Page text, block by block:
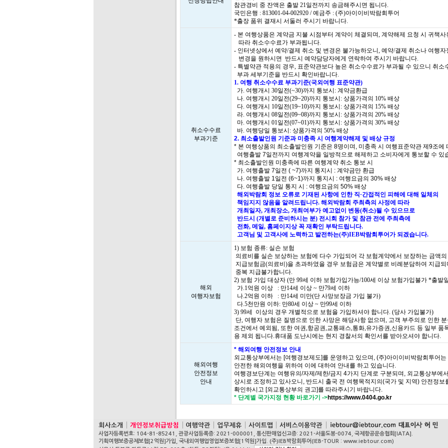
참관경비 중 잔액은 출발 21일전까지 송금해주시면 됩니다.
국민은행 : 813001-04-002920 / 예금주 : (주)아이이비박람회투어
*출장 품위 결재시 서둘러 주시기 바랍니다.
취소수수료
부과기준
- 본 여행상품은 계약금 지불 시점부터 계약이 체결되며, 계약해제 요청 시 귀책사
따라 취소수수료가 부과됩니다.
- 인터넷상에서 예약/결제 취소 및 변경은 불가능하오니, 예약/결제 취소나 여행자
변경을 원하시면 반드시 예약담당자에게 연락하여 주시기 바랍니다.
- 특별약관 적용의 경우, 표준약관보다 높은 취소수수료가 부과될 수 있으니 취소
부과 세부기준을 반드시 확인바랍니다.
1. 여행 취소수수료 부과기준(국외여행 표준약관)
가. 여행개시 30일전(~30)까지 통보시: 계약금환급
나. 여행개시 20일전(29~20)까지 통보시: 상품가격의 10% 배상
다. 여행개시 10일전(19~10)까지 통보시: 상품가격의 15% 배상
라. 여행개시 08일전(09~08)까지 통보시: 상품가격의 20% 배상
마. 여행개시 01일전(07~01)까지 통보시: 상품가격의 30% 배상
바. 여행당일 통보시: 상품가격의 50% 배상
2. 최소출발인원 기준과 미충족 시 여행계약해제 및 배상 규정
* 본 여행상품의 최소출발인원 기준은 8명이며, 미충족 시 여행표준약관 제9조에
여행출발 7일전까지 여행계약을 일방적으로 해제하고 소비자에게 통보할 수 있
* 최소출발인원 미충족에 따른 여행계약 취소 통보 시
가. 여행출발 7일전 ( ~7)까지 통지시 : 계약금만 환급
나. 여행출발 1일전 (6~1)까지 통지시 : 여행요금의 30% 배상
다. 여행출발 당일 통지 시 : 여행요금의 50% 배상
해외박람회 정보 오류로 기재된 사항에 인한 직·간접적인 피해에 대해 일체의
책임지지 않음을 알려드립니다. 해외박람회 주최측의 사정에 따라
개최일자, 개최장소, 개최여부가 예고없이 변동(취소)될 수 있으므로
반드시 (개별로 준비하시는 분) 전시회 참가 및 참관 전에 주최측에
전화, 메일, 홈페이지상 꼭 재확인 부탁드립니다.
고객님 및 고객사에 노력하고 발전하는(주)IEB박람회투어가 되겠습니다.
해외
여행자보험
1) 보험 종류: 실손 보험
의료비를 실손 보상하는 보험에 다수 가입되어 각 보험계약에서 보장하는 금액
지급보험금(의료비)을 초과하였을 경우 보험금은 계약별로 비례분담하여 지급되
중복 지급불가합니다.
2) 보험 가입 대상자 (만 99세 이하 보험가입가능/100세 이상 보험가입불가 *출발
가.1억원 이상 : 만14세 이상 ~ 만79세 이하
나.2억원 이하 : 만14세 미만(단 사망보장금 가입 불가)
다.5천만원 이하: 만80세 이상 ~ 만99세 이하
3) 99세 이상의 경우 개별적으로 보험을 가입하셔야 합니다. (당사 가입불가)
단, 여행자 보험은 질병으로 인한 사망은 해당사항 없으며, 고객 부주의로 인한
조건에서 예외됨, 또한 여권,항공권,교통패스,통화,유가증권,신용카드 등 일부 품
용 제외 됩니다.휴대품 도난시에는 현지 경찰서의 확인서를 받아오셔야 합니다.
해외여행
안전정보
안내
* 해외여행 안전정보 안내
외교통상부에서는 [여행경보제도]를 운영하고 있으며, (주)아이이비박람회투어는
안전한 해외여행을 위하여 이에 대하여 안내를 하고 있습니다.
여행경보단계는 여행유의/자제/제한/금지 4가지 단계로 구분되며, 외교통상부에서
상시로 조정하고 있사오니, 반드시 출국 전 여행목적지의(국가 및 지역) 안전정보
확인하시고 [외교통상부의 권고]를 따라주시기 바랍니다.
* 단계별 국가지정 현황 바로가기 ->https://www.0404.go.kr
사업자등록번호: 104-81-85241, 관광사업등록증: 2021-000001, 통신판매업신고증: 2021-서울도봉-0074, 국제항공운송협회[IATA].
기획여행보증공제보험[2억원]가입, 국내외여행업영업보증보험[1억원]가입. (주)IEB박람회투어(IEB-TOUR : www.iebtour.com)